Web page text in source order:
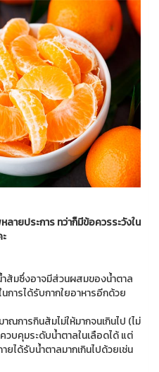
ายประการ ทว่าก็มีข้อควรระวังใน
มซึ่งอาจมีส่วนผสมของน้ำตาล
นการได้รับกากใยอาหารอีกด้วย
ารกินส้มไม่ให้มากจนเกินไป (ไม่
วบคุมระดับน้ำตาลในเลือดได้ แต่
ยได้รับน้ำตาลมากเกินไปด้วยเช่น